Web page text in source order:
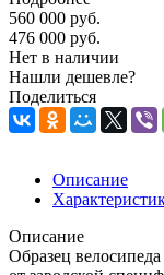
560 000 руб.
476 000 руб.
Нет в наличии
Нашли дешевле?
Поделиться
Описание
Описание
Образец